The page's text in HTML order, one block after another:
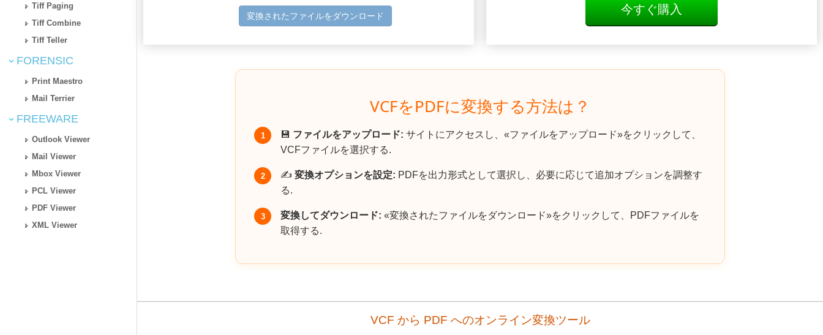
Tiff Paging
Tiff Combine
Tiff Teller
FORENSIC
Print Maestro
Mail Terrier
FREEWARE
Outlook Viewer
Mail Viewer
Mbox Viewer
PCL Viewer
PDF Viewer
XML Viewer
変換されたファイルをダウンロード 今すぐ購入
VCFをPDFに変換する方法は？
1 💾 ファイルをアップロード: サイトにアクセスし、«ファイルをアップロード»をクリックして、
VCFファイルを選択する.
2 ✍️ 変換オプションを設定: PDFを出力形式として選択し、必要に応じて追加オプションを調整す
る.
3 変換してダウンロード: «変換されたファイルをダウンロード»をクリックして、PDFファイルを
取得する.
VCF から PDF へのオンライン変換ツール